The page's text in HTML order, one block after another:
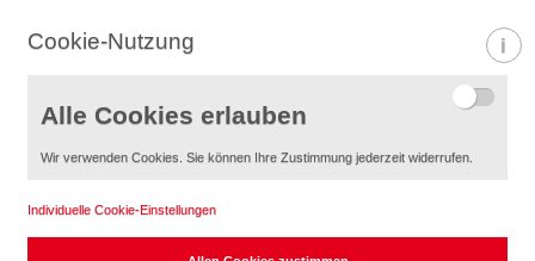
Cookie-Nutzung
Alle Cookies erlauben
Wir verwenden Cookies. Sie können Ihre Zustimmung jederzeit widerrufen.
Individuelle Cookie-Einstellungen